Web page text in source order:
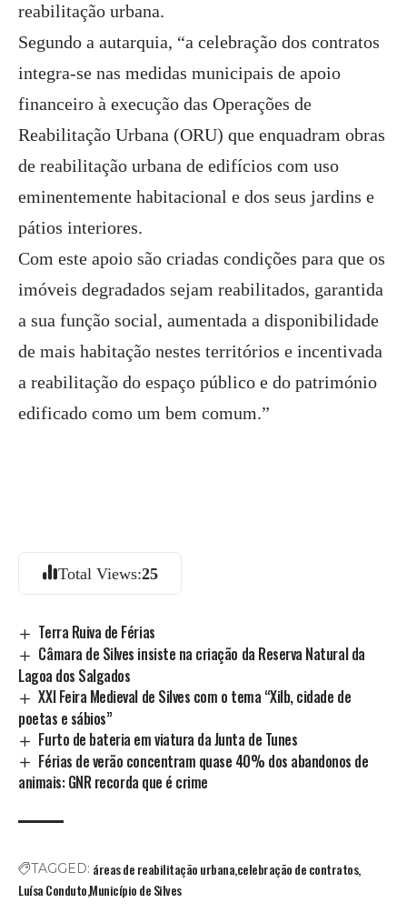
reabilitação urbana.
Segundo a autarquia, “a celebração dos contratos
integra-se nas medidas municipais de apoio
financeiro à execução das Operações de
Reabilitação Urbana (ORU) que enquadram obras
de reabilitação urbana de edifícios com uso
eminentemente habitacional e dos seus jardins e
pátios interiores.
Com este apoio são criadas condições para que os
imóveis degradados sejam reabilitados, garantida
a sua função social, aumentada a disponibilidade
de mais habitação nestes territórios e incentivada
a reabilitação do espaço público e do património
edificado como um bem comum.”
Total Views:25
Terra Ruiva de Férias
Câmara de Silves insiste na criação da Reserva Natural da
Lagoa dos Salgados
XXI Feira Medieval de Silves com o tema “Xilb, cidade de
poetas e sábios”
Furto de bateria em viatura da Junta de Tunes
Férias de verão concentram quase 40% dos abandonos de
animais: GNR recorda que é crime
TAGGED: áreas de reabilitação urbanacelebração de contratos
Luísa CondutoMunicípio de Silves